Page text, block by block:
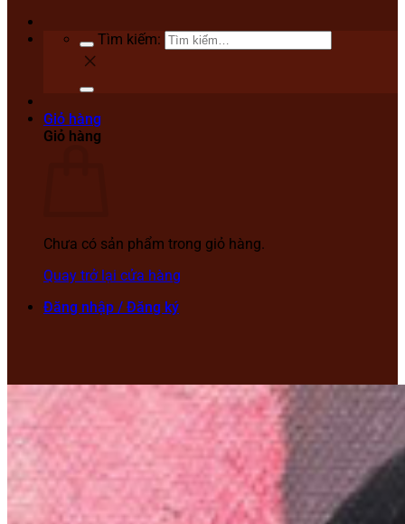
Tìm kiếm:
Giỏ hàng
Giỏ hàng
Chưa có sản phẩm trong giỏ hàng.
Quay trở lại cửa hàng
Đăng nhập / Đăng ký